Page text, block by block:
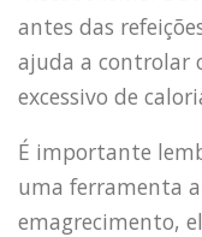
antes das
ajuda a controlar
excessivo de
É importante
uma ferramenta
emagrecimento,